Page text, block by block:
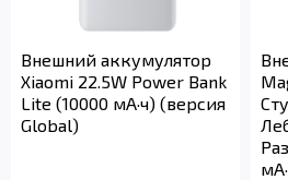
Внешний аккумулятор
Xiaomi 22.5W Power Bank
Lite (10000 мА·ч) (версия
Global)